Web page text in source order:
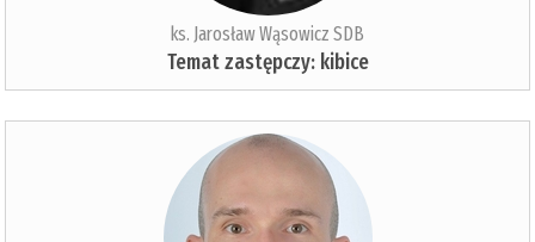
ks. Jarosław Wąsowicz SDB
Temat zastępczy: kibice